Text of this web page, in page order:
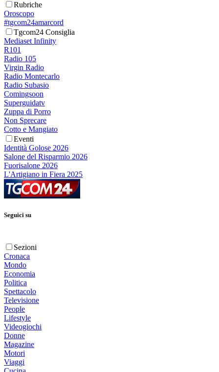
Rubriche
Oroscopo
#tgcom24amarcord
Tgcom24 Consiglia
Mediaset Infinity
R101
Radio 105
Virgin Radio
Radio Montecarlo
Radio Subasio
Comingsoon
Superguidatv
Zuppa di Porro
Non Sprecare
Cotto e Mangiato
Eventi
Identità Golose 2026
Salone del Risparmio 2026
Fuorisalone 2026
L'Artigiano in Fiera 2025
Seguici su
Sezioni
Cronaca
Mondo
Economia
Politica
Spettacolo
Televisione
People
Lifestyle
Videogiochi
Donne
Magazine
Motori
Viaggi